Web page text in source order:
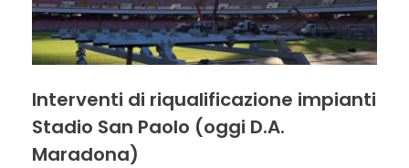
Interventi di riqualificazione impianti
Stadio San Paolo (oggi D.A.
Maradona)